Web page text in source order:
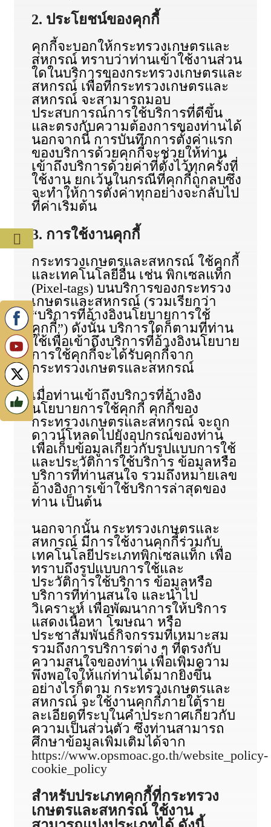
2. ประโยชน์ของคุกกี้
คุกกี้จะบอกให้กระทรวงเกษตรและ
สหกรณ์ ทราบว่าท่านเข้าใช้งานส่วน
ใดในบริการของกระทรวงเกษตรและ
สหกรณ์ เพื่อที่กระทรวงเกษตรและ
สหกรณ์ จะสามารถมอบ
ประสบการณ์การใช้บริการที่ดีขึ้น
และตรงกับความต้องการของท่านได้
นอกจากนี้ การบันทึกการตั้งค่าแรก
ของบริการด้วยคุกกี้จะช่วยให้ท่าน
เข้าถึงบริการด้วยค่าที่ตั้งไว้ทุกครั้งที่
ใช้งาน ยกเว้นในกรณีที่คุกกี้ถูกลบซึ่ง
จะทำให้การตั้งค่าทุกอย่างจะกลับไป
ที่ค่าเริ่มต้น
3. การใช้งานคุกกี้
กระทรวงเกษตรและสหกรณ์ ใช้คุกกี้
และเทคโนโลยีอื่น เช่น พิกเซลแท็ก
(Pixel-tags) บนบริการของกระทรวง
เกษตรและสหกรณ์ (รวมเรียกว่า
“บริการที่อ้างอิงนโยบายการใช้
คุกกี้”) ดังนั้น บริการใดก็ตามที่ท่าน
ใช้เพื่อเข้าถึงบริการที่อ้างอิงนโยบาย
การใช้คุกกี้จะได้รับคุกกี้จาก
กระทรวงเกษตรและสหกรณ์
เมื่อท่านเข้าถึงบริการที่อ้างอิง
นโยบายการใช้คุกกี้ คุกกี้ของ
กระทรวงเกษตรและสหกรณ์ จะถูก
ดาวน์โหลดไปยังอุปกรณ์ของท่าน
เพื่อเก็บข้อมูลเกี่ยวกับรูปแบบการใช้
และประวัติการใช้บริการ ข้อมูลหรือ
บริการที่ท่านสนใจ รวมถึงหมายเลข
อ้างอิงการเข้าใช้บริการล่าสุดของ
ท่าน เป็นต้น
นอกจากนั้น กระทรวงเกษตรและ
สหกรณ์ มีการใช้งานคุกกี้ร่วมกับ
เทคโนโลยีประเภทพิกเซลแท็ก เพื่อ
ทราบถึงรูปแบบการใช้และ
ประวัติการใช้บริการ ข้อมูลหรือ
บริการที่ท่านสนใจ และนำไป
วิเคราะห์ เพื่อพัฒนาการให้บริการ
แสดงเนื้อหา โฆษณา หรือ
ประชาสัมพันธ์กิจกรรมที่เหมาะสม
รวมถึงการบริการต่าง ๆ ที่ตรงกับ
ความสนใจของท่าน เพื่อเพิ่มความ
พึงพอใจให้แก่ท่านได้มากยิ่งขึ้น
อย่างไรก็ตาม กระทรวงเกษตรและ
สหกรณ์ จะใช้งานคุกกี้ภายใต้ราย
ละเอียดที่ระบุในคำประกาศเกี่ยวกับ
ความเป็นส่วนตัว ซึ่งท่านสามารถ
ศึกษาข้อมูลเพิ่มเติมได้จาก
https://www.opsmoac.go.th/website_policy-
cookie_policy
สำหรับประเภทคุกกี้ที่กระทรวง
เกษตรและสหกรณ์ ใช้งาน